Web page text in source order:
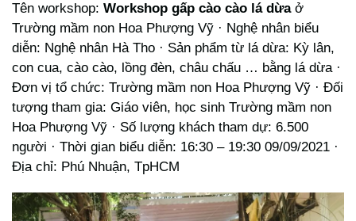
Tên workshop: Workshop gấp cào cào lá dừaở
Trường mầm non Hoa Phượng Vỹ · Nghệ nhân biểu
diễn: Nghệ nhân Hà Tho · Sản phẩm từ lá dừa: Kỳ lân,
con cua, cào cào, lồng đèn, châu chấu … bằng lá dừa ·
Đơn vị tổ chức: Trường mầm non Hoa Phượng Vỹ · Đối
tượng tham gia: Giáo viên, học sinh Trường mầm non
Hoa Phượng Vỹ · Số lượng khách tham dự: 6.500
người · Thời gian biểu diễn: 16:30 – 19:30 09/09/2021 ·
Địa chỉ: Phú Nhuận, TpHCM